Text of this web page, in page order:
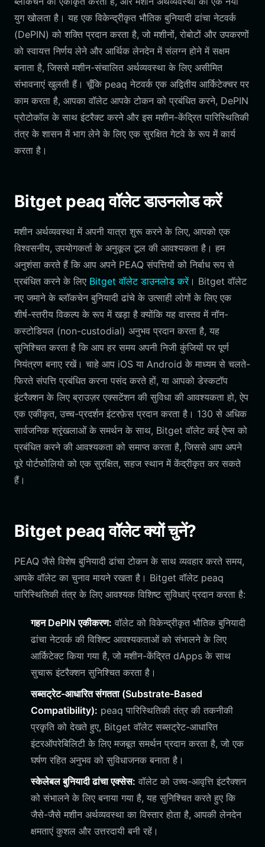
युग खोलता है। यह एक विकेन्द्रीकृत भौतिक बुनियादी ढांचा नेटवर्क
(DePIN) को शक्ति प्रदान करता है, जो मशीनों, रोबोटों और उपकरणों
को स्वायत्त निर्णय लेने और आर्थिक लेनदेन में संलग्न होने में सक्षम
बनाता है, जिससे मशीन-संचालित अर्थव्यवस्था के लिए असीमित
संभावनाएं खुलती हैं। चूँकि peaq नेटवर्क एक अद्वितीय आर्किटेक्चर पर
काम करता है, आपका वॉलेट आपके टोकन को प्रबंधित करने, DePIN
प्रोटोकॉल के साथ इंटरैक्ट करने और इस मशीन-केंद्रित पारिस्थितिकी
तंत्र के शासन में भाग लेने के लिए एक सुरक्षित गेटवे के रूप में कार्य
करता है।
Bitget peaq वॉलेट डाउनलोड करें
मशीन अर्थव्यवस्था में अपनी यात्रा शुरू करने के लिए, आपको एक
विश्वसनीय, उपयोगकर्ता के अनुकूल टूल की आवश्यकता है। हम
अनुशंसा करते हैं कि आप अपने PEAQ संपत्तियों को निर्बाध रूप से
प्रबंधित करने के लिए Bitget वॉलेट डाउनलोड करें। Bitget वॉलेट
नए जमाने के ब्लॉकचेन बुनियादी ढांचे के उत्साही लोगों के लिए एक
शीर्ष-स्तरीय विकल्प के रूप में खड़ा है क्योंकि यह वास्तव में नॉन-
कस्टोडियल (non-custodial) अनुभव प्रदान करता है, यह
सुनिश्चित करता है कि आप हर समय अपनी निजी कुंजियों पर पूर्ण
नियंत्रण बनाए रखें। चाहे आप iOS या Android के माध्यम से चलते-
फिरते संपत्ति प्रबंधित करना पसंद करते हों, या आपको डेस्कटॉप
इंटरैक्शन के लिए ब्राउज़र एक्सटेंशन की सुविधा की आवश्यकता हो, ऐप
एक एकीकृत, उच्च-प्रदर्शन इंटरफ़ेस प्रदान करता है। 130 से अधिक
सार्वजनिक श्रृंखलाओं के समर्थन के साथ, Bitget वॉलेट कई ऐप्स को
प्रबंधित करने की आवश्यकता को समाप्त करता है, जिससे आप अपने
पूरे पोर्टफोलियो को एक सुरक्षित, सहज स्थान में केंद्रीकृत कर सकते
हैं।
Bitget peaq वॉलेट क्यों चुनें?
PEAQ जैसे विशेष बुनियादी ढांचा टोकन के साथ व्यवहार करते समय,
आपके वॉलेट का चुनाव मायने रखता है। Bitget वॉलेट peaq
पारिस्थितिकी तंत्र के लिए आवश्यक विशिष्ट सुविधाएं प्रदान करता है:
गहन DePIN एकीकरण: वॉलेट को विकेन्द्रीकृत भौतिक बुनियादी
ढांचा नेटवर्क की विशिष्ट आवश्यकताओं को संभालने के लिए
आर्किटेक्ट किया गया है, जो मशीन-केंद्रित dApps के साथ
सुचारू इंटरैक्शन सुनिश्चित करता है।
सब्सट्रेट-आधारित संगतता (Substrate-Based
Compatibility): peaq पारिस्थितिकी तंत्र की तकनीकी
प्रकृति को देखते हुए, Bitget वॉलेट सब्सट्रेट-आधारित
इंटरऑपरेबिलिटी के लिए मजबूत समर्थन प्रदान करता है, जो एक
घर्षण रहित अनुभव को सुविधाजनक बनाता है।
स्केलेबल बुनियादी ढांचा एक्सेस: वॉलेट को उच्च-आवृत्ति इंटरैक्शन
को संभालने के लिए बनाया गया है, यह सुनिश्चित करते हुए कि
जैसे-जैसे मशीन अर्थव्यवस्था का विस्तार होता है, आपकी लेनदेन
क्षमताएं कुशल और उत्तरदायी बनी रहें।